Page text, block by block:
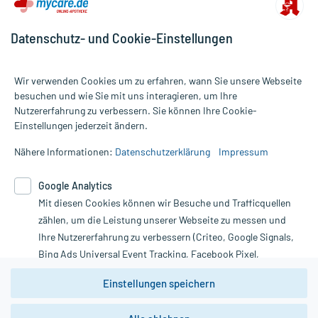
Alle Preise gelten inkl. MwSt., ggf. zzgl. Versandkosten
Informationen auf dieser Website werden ausschließlich für
die Untersuchung und Behandlung durch einen Arzt. Bitte
Therapien eingeleitet werden können. | Diese Webseite benutzt
Google Analytics. Lesen Sie bitte dazu die wichtigen Hinweise in
unserer Datenschutzerklärung. Für den Widerruf einer Bestellung
nutzen Sie das Formular:
Vertrag widerrufen
Datenschutz- und Cookie-Einstellungen
Wir verwenden Cookies um zu erfahren, wann Sie unsere Webseite
besuchen und wie Sie mit uns interagieren, um Ihre
Nutzererfahrung zu verbessern. Sie können Ihre Cookie-
Einstellungen jederzeit ändern.
Nähere Informationen: Datenschutzerklärung Impressum
Google Analytics
Mit diesen Cookies können wir Besuche und Trafficquellen
zählen, um die Leistung unserer Webseite zu messen und
Ihre Nutzererfahrung zu verbessern (Criteo, Google Signals,
Bing Ads Universal Event Tracking, Facebook Pixel,
Youtube-Social Plugin).
Wir weisen darauf hin, dass die
Einstellungen speichern